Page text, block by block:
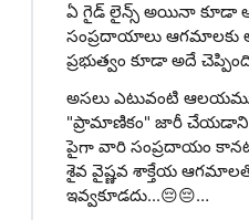
ఏ గైడ్ లైన్స్ అయినా
సంప్రదాయాలు ఆగమాలకు
ప్రభుత్వం కూడా అదే
అసలు ఎటువంటి
"ప్రామాణికం" జారీ చేయడానికి
పైగా వారి సంప్రదాయం
శైవ వైష్ణవ శాక్తేయ
ఇవ్వకూడదు...😔😔…